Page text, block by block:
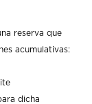
reserva que
acumulativas:
dicha